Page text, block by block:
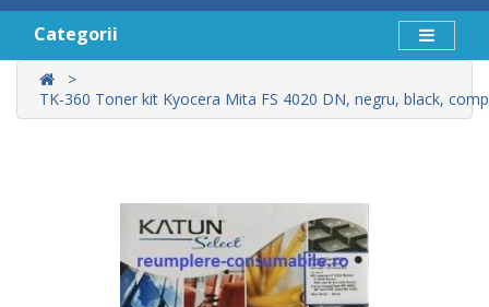
Categorii
TK-360 Toner kit Kyocera Mita FS 4020 DN, negru, black,